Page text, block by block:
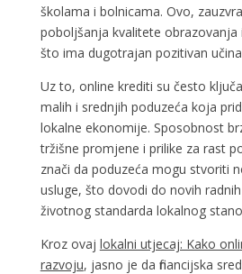
školama i bolnicama. Ovo,
poboljšanja kvalitete obrazovanja
što ima dugotrajan pozitivan
Uz to, online krediti su često
malih i srednjih poduzeća koja
lokalne ekonomije. Sposobnost
tržišne promjene i prilike za rast
znači da poduzeća mogu stvoriti
usluge, što dovodi do novih
životnog standarda lokalnog
Kroz ovaj lokalni utjecaj: Kako
razvoju, jasno je da financijska